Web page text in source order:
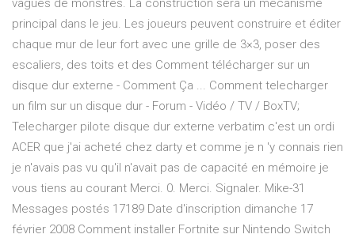
vagues de monstres. La construction sera un mécanisme
principal dans le jeu. Les joueurs peuvent construire et éditer
chaque mur de leur fort avec une grille de 3×3, poser des
escaliers, des toits et des Comment télécharger sur un
disque dur externe - Comment Ça ... Comment telecharger
un film sur un disque dur - Forum - Vidéo / TV / BoxTV;
Telecharger pilote disque dur externe verbatim c'est un ordi
ACER que j'ai acheté chez darty et comme je n 'y connais rien
je n'avais pas vu qu'il n'avait pas de capacité en mémoire je
vous tiens au courant Merci. 0. Merci. Signaler. Mike-31
Messages postés 17189 Date d'inscription dimanche 17
février 2008 Comment installer Fortnite sur Nintendo Switch